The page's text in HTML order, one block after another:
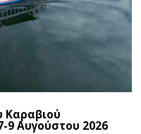
Καραβιού
9 Αυγούστου 2026